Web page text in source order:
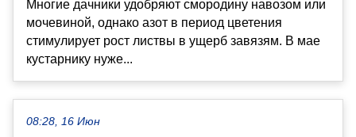
Многие дачники удобряют смородину навозом или
мочевиной, однако азот в период цветения
стимулирует рост листвы в ущерб завязям. В мае
кустарнику нуже...
08:28, 16 Июн